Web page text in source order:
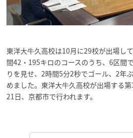
東洋大牛久高校は10月に29校が出場し
間42・195キロのコースのうち、6区間
りを見せ、2時間5分2秒でゴール、2年
めました。東洋大牛久高校が出場する
21日、京都市で行われます。